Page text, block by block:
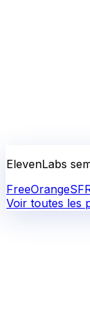
ElevenLabs
FreeOrange
Voir toutes les